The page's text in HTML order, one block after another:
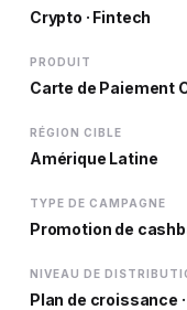
Crypto · Fintech
PRODUIT
Carte de Paiement
RÉGION CIBLE
Amérique Latine
TYPE DE CAMPAGNE
Promotion de
NIVEAU DE
Plan de croissance